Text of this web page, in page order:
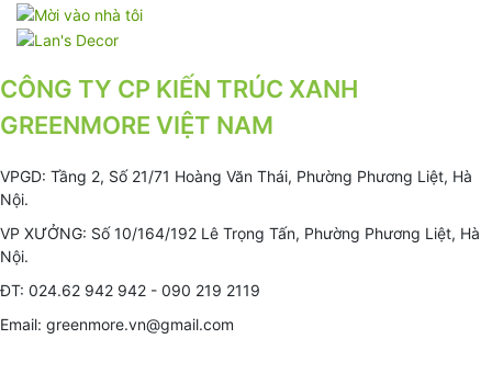
CÔNG TY CP KIẾN TRÚC XANH
GREENMORE VIỆT NAM
VPGD: Tầng 2, Số 21/71 Hoàng Văn Thái, Phường Phương Liệt, Hà
Nội.
VP XƯỞNG: Số 10/164/192 Lê Trọng Tấn, Phường Phương Liệt, Hà
Nội.
ĐT: 024.62 942 942 - 090 219 2119
Email: greenmore.vn@gmail.com